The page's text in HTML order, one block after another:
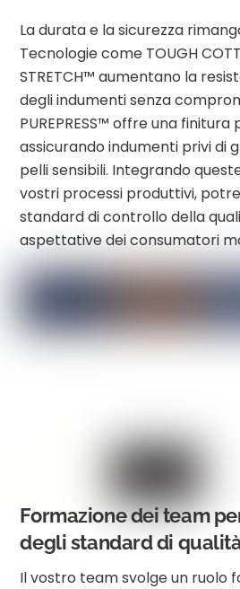
La durata e la sicurezza
Tecnologie come TOUGH
STRETCH™ aumentano la
degli indumenti senza
PUREPRESS™ offre una
assicurando indumenti privi di
pelli sensibili. Integrando
vostri processi produttivi,
standard di controllo della
aspettative dei consumatori
Formazione dei team
degli standard di
Il vostro team svolge un ruolo